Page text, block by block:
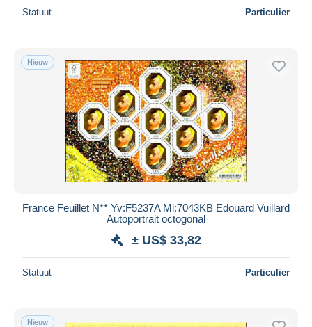
Statuut Particulier
Nieuw
France Feuillet N** Yv:F5237A Mi:7043KB Edouard Vuillard
Autoportrait octogonal
± US$ 33,82
Statuut Particulier
Nieuw